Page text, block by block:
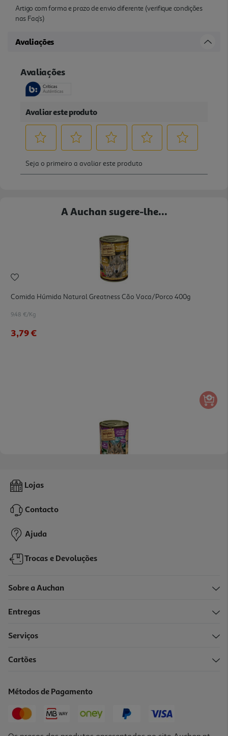
Artigo com forma e prazo de envio diferente (verifique condições
nas Faq's)
Avaliações
A Auchan sugere-lhe...
Comida Húmida Natural Greatness Cão Vaca/porco 400g
9.48 €/Kg
3,79 €
Comida Húmida Natural Greatness Cão Pato/coelho 400g
3,99 €
Lojas
Contacto
Ajuda
Trocas e Devoluções
Sobre a Auchan
Entregas
Serviços
Cartões
Métodos de Pagamento